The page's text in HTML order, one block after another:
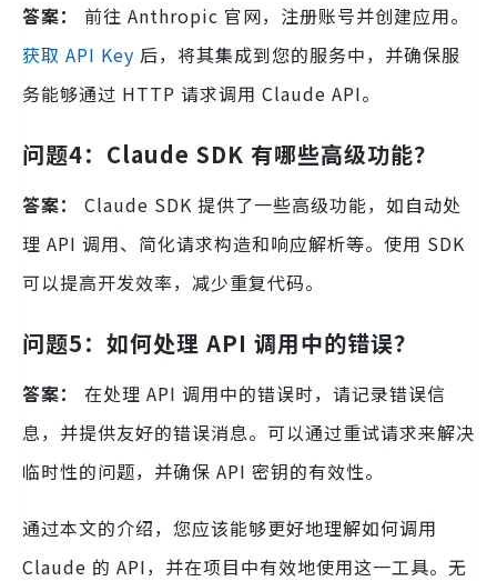
答案：
前往 Anthropic 官网，注册账号并创建应用。
获取 API Key 后，将其集成到您的服务中，并确保服
务能够通过 HTTP 请求调用 Claude API。
问题4：Claude SDK 有哪些高级功能？
答案：
Claude SDK 提供了一些高级功能，如自动处
理 API 调用、简化请求构造和响应解析等。使用 SDK
可以提高开发效率，减少重复代码。
问题5：如何处理 API 调用中的错误？
答案：
在处理 API 调用中的错误时，请记录错误信
息，并提供友好的错误消息。可以通过重试请求来解决
临时性的问题，并确保 API 密钥的有效性。
通过本文的介绍，您应该能够更好地理解如何调用
Claude 的 API，并在项目中有效地使用这一工具。无